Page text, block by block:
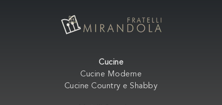
Cucine
Cucine Moderne
Cucine Country e Shabby